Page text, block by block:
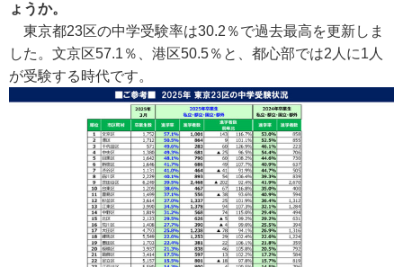
ょうか。
東京都23区の中学受験率は30.2％で過去最高を更新しま
した。文京区57.1％、港区50.5％と、都心部では2人に1人
が受験する時代です。